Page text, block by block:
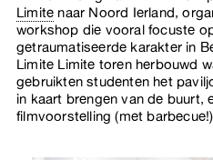
Limite naar Noord Ierland,
workshop die vooral focuste
getraumatiseerde karakter in
Limite Limite toren herbouwd
gebruikten studenten het
in kaart brengen van de buurt,
filmvoorstelling (met